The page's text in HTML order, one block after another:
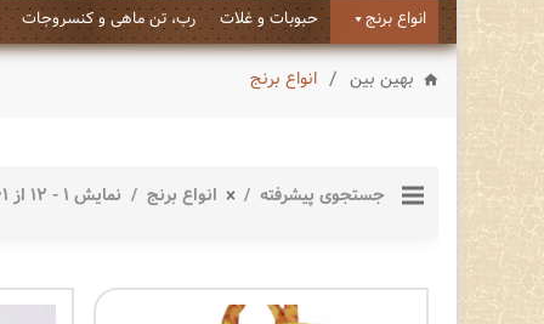
انواع برنج حبوبات و غلات رب، تن ماهی و کنسروجات
بهین بین / انواع برنج
جستجوی پیشرفته انواع برنج نمایش 1 - 12 از 61 نتیجه